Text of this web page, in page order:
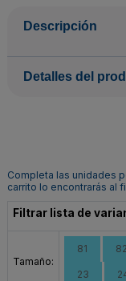
Descripción
Detalles del
Completa las unidades
carrito lo encontrarás al
Filtrar lista de
Tamaño:
81 82
23